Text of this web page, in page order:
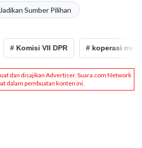
Jadikan Sumber Pilihan
# Komisi VII DPR # koperasi merah